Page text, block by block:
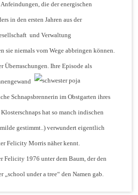
die der energischen
in den ersten Jahren aus der
und Verwaltung
sie niemals vom Wege abbringen können.
Überraschungen. Ihre Episode als
Schnapsbrennerin im Obstgarten ihres
hat so manch indischen
gestimmt..) verwundert eigentlich
Felicity Morris näher kennt.
Felicity 1976 unter dem Baum, der den
„school under a tree“ den Namen gab.